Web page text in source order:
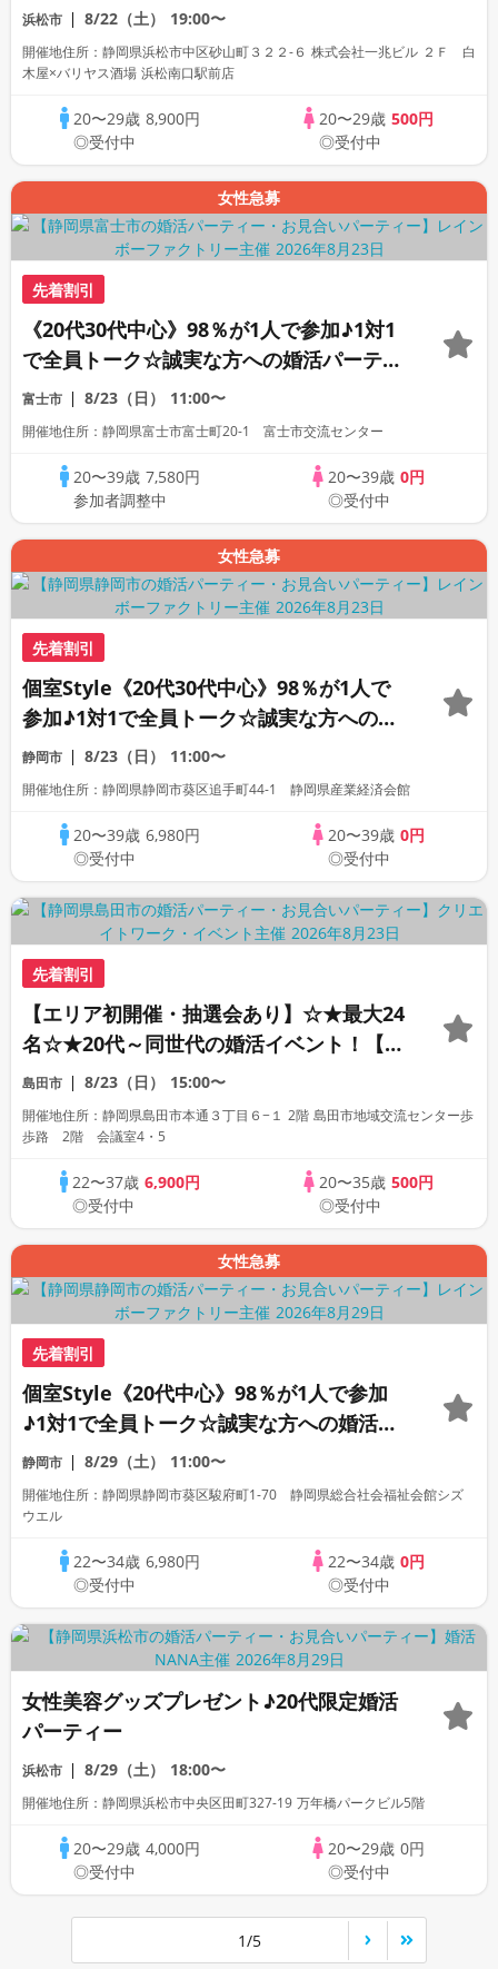
初参加も大歓迎☆
浜松市 8/22（土） 19:00〜
開催地住所：静岡県浜松市中区砂山町３２２-６ 株式会社一兆ビル ２Ｆ 白
木屋×バリヤス酒場 浜松南口駅前店
20〜29歳 8,900円
◎受付中
20〜29歳 500円
◎受付中
女性急募
先着割引
《20代30代中心》98％が1人で参加♪1対1
で全員トーク☆誠実な方への婚活パーティ
ー
富士市 8/23（日） 11:00〜
開催地住所：静岡県富士市富士町20-1 富士市交流センター
20〜39歳 7,580円
参加者調整中
20〜39歳 0円
◎受付中
女性急募
先着割引
個室Style《20代30代中心》98％が1人で
参加♪1対1で全員トーク☆誠実な方への婚
活パーティー
静岡市 8/23（日） 11:00〜
開催地住所：静岡県静岡市葵区追手町44-1 静岡県産業経済会館
20〜39歳 6,980円
◎受付中
20〜39歳 0円
◎受付中
先着割引
【エリア初開催・抽選会あり】☆★最大24
名☆★20代～同世代の婚活イベント！【女
性限定・早期予約特典】
島田市 8/23（日） 15:00〜
開催地住所：静岡県島田市本通３丁目６−１ 2階 島田市地域交流センター歩
歩路 2階 会議室4・5
22〜37歳6,900円
◎受付中
20〜35歳 500円
◎受付中
女性急募
先着割引
個室Style《20代中心》98％が1人で参加
♪1対1で全員トーク☆誠実な方への婚活パ
ーティー
静岡市 8/29（土） 11:00〜
開催地住所：静岡県静岡市葵区駿府町1-70 静岡県総合社会福祉会館シズ
ウエル
22〜34歳 6,980円
◎受付中
22〜34歳 0円
◎受付中
女性美容グッズプレゼント♪20代限定婚活
パーティー
浜松市 8/29（土） 18:00〜
開催地住所：静岡県浜松市中央区田町327-19 万年橋パークビル5階
20〜29歳 4,000円
◎受付中
20〜29歳 0円
◎受付中
1/5